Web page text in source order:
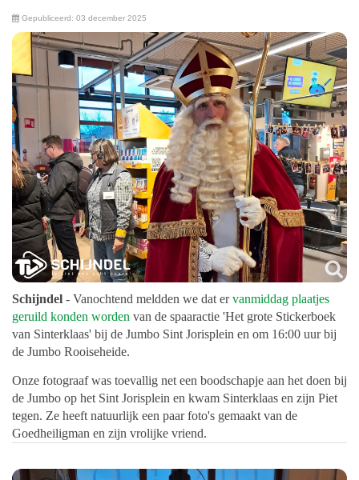
Gepubliceerd: 03 december 2025
Schijndel - Vanochtend meldden we dat ervanmiddag plaatjes
geruild konden worden van de spaaractie 'Het grote Stickerboek
van Sinterklaas' bij de Jumbo Sint Jorisplein en om 16:00 uur bij
de Jumbo Rooiseheide.
Onze fotograaf was toevallig net een boodschapje aan het doen bij
de Jumbo op het Sint Jorisplein en kwam Sinterklaas en zijn Piet
tegen. Ze heeft natuurlijk een paar foto's gemaakt van de
Goedheiligman en zijn vrolijke vriend.